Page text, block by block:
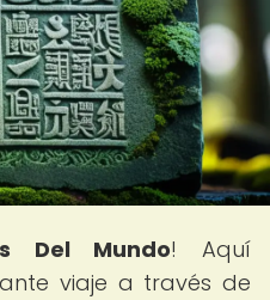
Del Mundo! Aquí
viaje a través de